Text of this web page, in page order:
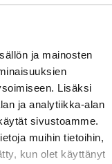
ja mainosten
Lisäksi
ja analytiikka-alan
sivustoamme.
muihin tietoihin,
kun olet käyttänyt